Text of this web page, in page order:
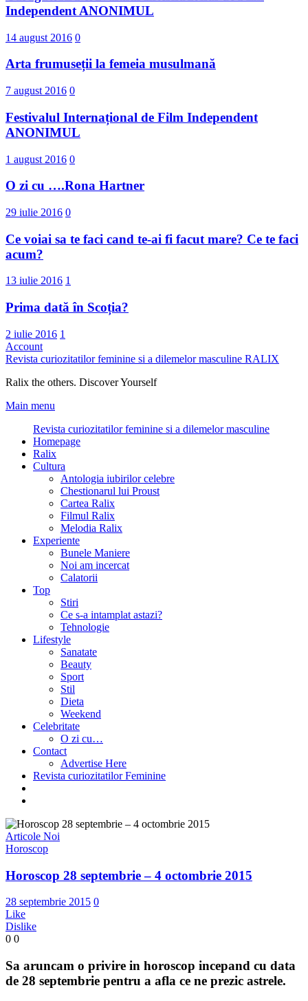
Independent ANONIMUL
14 august 2016 0
Arta frumuseții la femeia musulmană
7 august 2016 0
Festivalul Internațional de Film Independent
ANONIMUL
1 august 2016 0
O zi cu ….Rona Hartner
29 iulie 2016 0
Ce voiai sa te faci cand te-ai fi facut mare? Ce te faci
acum?
13 iulie 2016 1
Prima dată în Scoția?
2 iulie 2016 1
Account
Revista curiozitatilor feminine si a dilemelor masculine RALIX
Ralix the others. Discover Yourself
Main menu
Revista curiozitatilor feminine si a dilemelor masculine
Homepage
Ralix
Cultura
Antologia iubirilor celebre
Chestionarul lui Proust
Cartea Ralix
Filmul Ralix
Melodia Ralix
Experiente
Bunele Maniere
Noi am incercat
Calatorii
Top
Stiri
Ce s-a intamplat astazi?
Tehnologie
Lifestyle
Sanatate
Beauty
Sport
Stil
Dieta
Weekend
Celebritate
O zi cu…
Contact
Advertise Here
Revista curiozitatilor Feminine
Articole Noi
Horoscop
Horoscop 28 septembrie – 4 octombrie 2015
28 septembrie 2015 0
Like
Dislike
0 0
Sa aruncam o privire in horoscop incepand cu data
de 28 septembrie pentru a afla ce ne prezic astrele.